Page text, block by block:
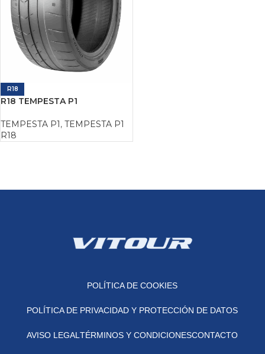
R18
R18 TEMPESTA P1
TEMPESTA P1, TEMPESTA P1
R18
POLÍTICA DE COOKIES
POLÍTICA DE PRIVACIDAD Y PROTECCIÓN DE DATOS
AVISO LEGALTÉRMINOS Y CONDICIONESCONTACTO